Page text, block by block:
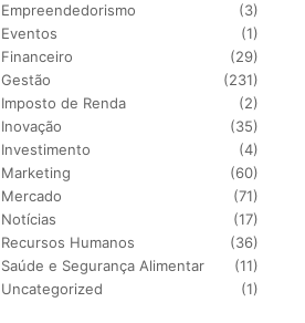
Empreendedorismo
(3)
Eventos
(1)
Financeiro
(29)
Gestão
(231)
Imposto de Renda
(2)
Inovação
(35)
Investimento
(4)
Marketing
(60)
Mercado
(71)
Notícias
(17)
Recursos Humanos
(36)
Saúde e Segurança Alimentar
(11)
Uncategorized
(1)